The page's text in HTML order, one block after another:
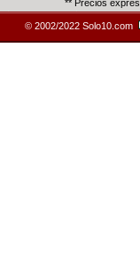
** Precios
© 2002/2022 Solo10.com